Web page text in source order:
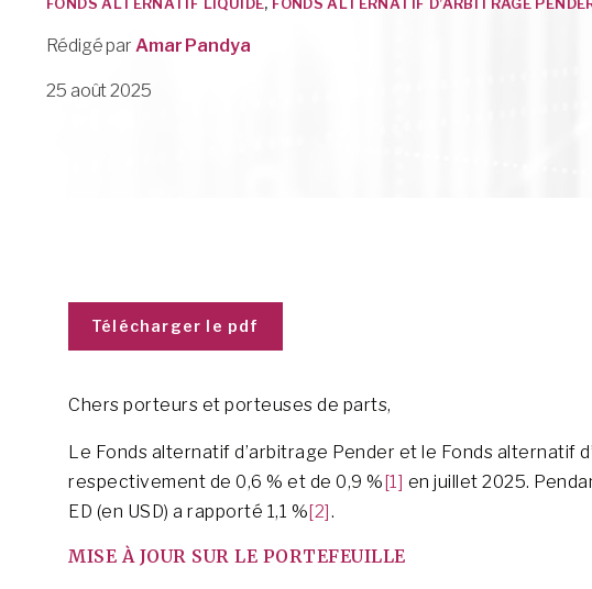
Rédigé par Amar Pandya
25 août 2025
Télécharger le pdf
Chers porteurs et porteuses de parts,
Le Fonds alternatif d’arbitrage Pender et le Fonds alternatif
respectivement de 0,6 % et de 0,9 %[1] en juillet 2025.
ED (en USD) a rapporté 1,1 %[2].
MISE À JOUR SUR LE PORTEFEUILLE